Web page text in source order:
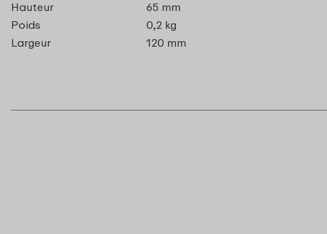
Hauteur
65 mm
Poids
0,2 kg
Largeur
120 mm